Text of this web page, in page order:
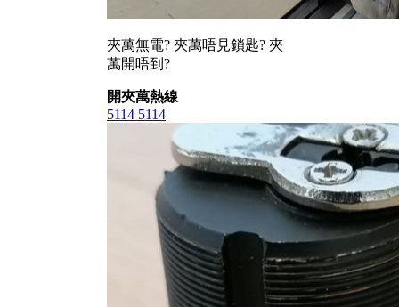
夾萬無電? 夾萬唔見鎖匙? 夾
萬開唔到?
開夾萬熱線
5114 5114